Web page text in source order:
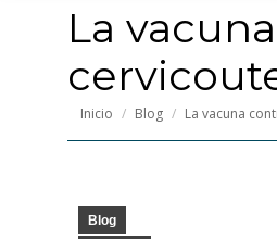
La
Estás aquí:
Inicio Blog La vacuna
Blog